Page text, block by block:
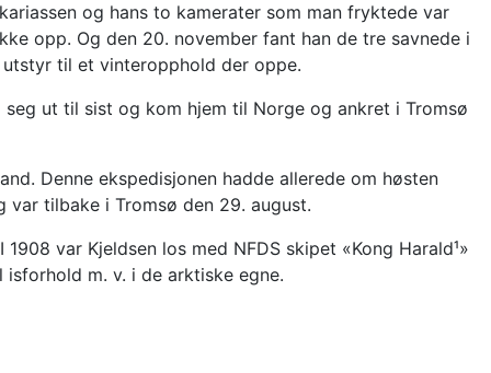
og hans to kamerater som man fryktede var
opp. Og den 20. november fant han de tre savnede i
til et vinteropphold der oppe.
ut til sist og kom hjem til Norge og ankret i Tromsø
Denne ekspedisjonen hadde allerede om høsten
tilbake i Tromsø den 29. august.
var Kjeldsen los med NFDS skipet «Kong Harald¹»
til isforhold m. v. i de arktiske egne.